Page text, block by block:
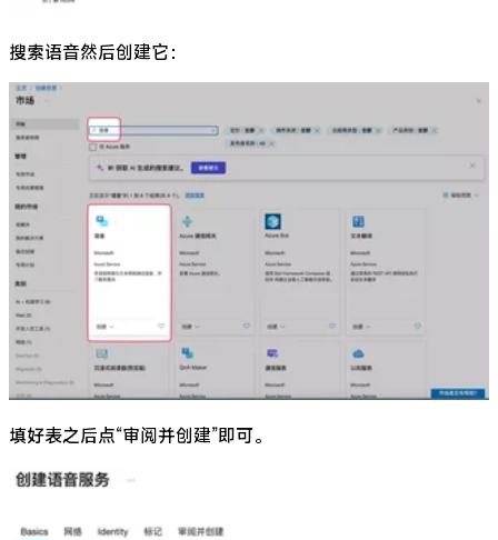
搜索语音然后创建它：
填好表之后点“审阅并创建”即可。